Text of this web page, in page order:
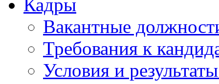
Кадры
Вакантные
Требования к
Условия и